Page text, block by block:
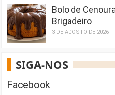
Bolo de
Brigadeiro
3 DE AGOSTO DE 2026
SIGA-NOS
Facebook